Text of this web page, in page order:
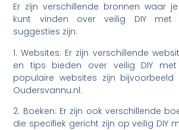
Er zijn verschillende bronnen waar
kunt vinden over veilig DIY met
suggesties zijn:
1. Websites: Er zijn verschillende
en tips bieden over veilig DIY met
populaire websites zijn bijvoorbeeld
Oudersvannu.nl.
2. Boeken: Er zijn ook verschillende
die specifiek gericht zijn op veilig DIY